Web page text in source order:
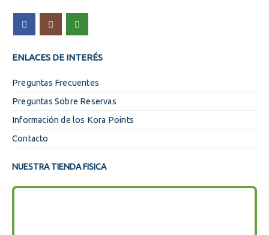
ENLACES DE INTERÉS
Preguntas Frecuentes
Preguntas Sobre Reservas
Información de los Kora Points
Contacto
NUESTRA TIENDA FISICA